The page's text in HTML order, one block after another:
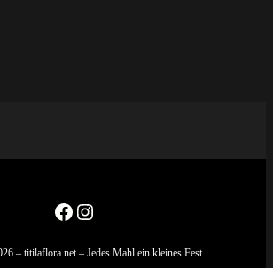
Facebook
Instagram
– titilaflora.net – Jedes Mahl ein kleines Fest